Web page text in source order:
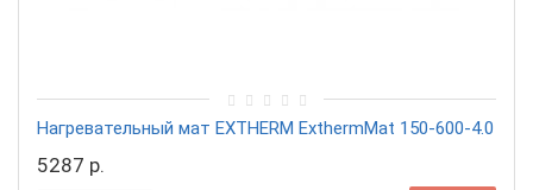
Нагревательный мат EXTHERM ExthermMat 150-600-4.0
5287 р.